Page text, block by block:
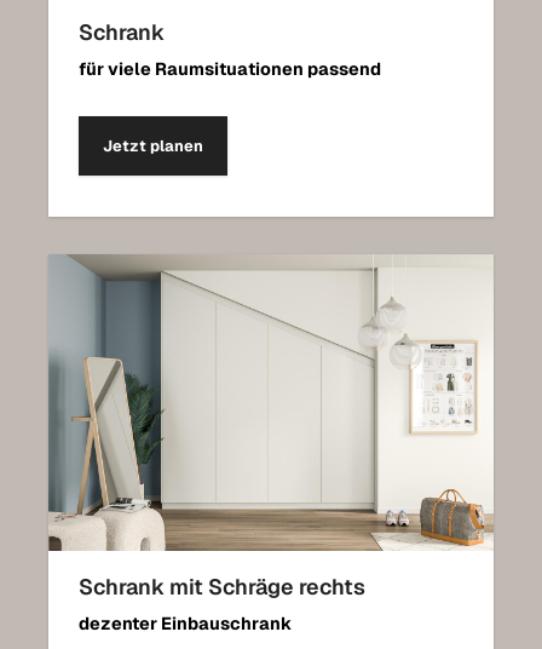
Schrank
für viele Raumsituationen passend
Jetzt planen
Schrank mit Schräge rechts
dezenter Einbauschrank